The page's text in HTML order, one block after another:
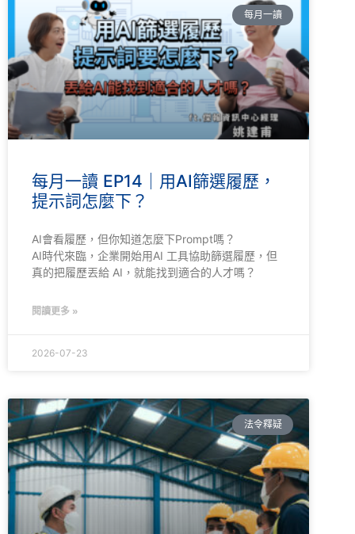
每月一讀
每月一讀 EP14｜用AI篩選履歷，
提示詞怎麼下？
AI會看履歷，但你知道怎麼下Prompt嗎？
AI時代來臨，企業開始用AI 工具協助篩選履歷，但
真的把履歷丟給 AI，就能找到適合的人才嗎？
閱讀更多 »
2026-07-23
法令釋疑